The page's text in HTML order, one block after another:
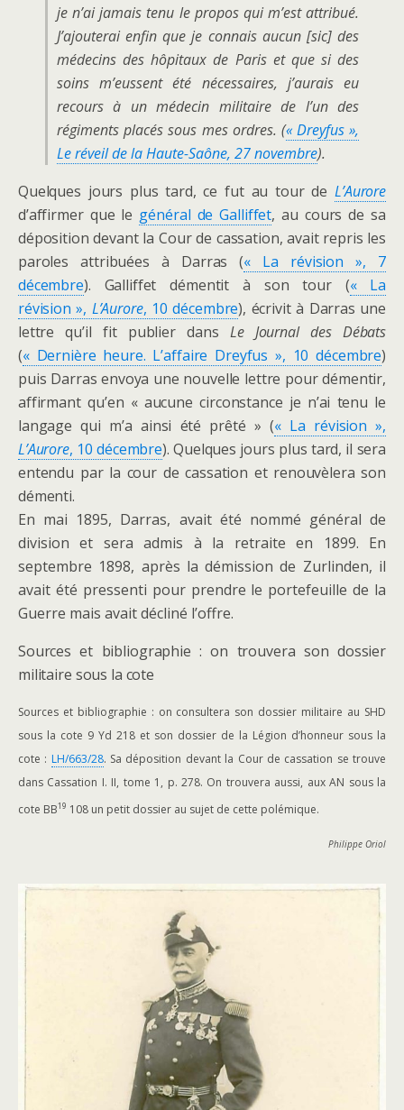
je n’ai jamais tenu le propos qui m’est attribué.
J’ajouterai enfin que je connais aucun [sic] des
médecins des hôpitaux de Paris et que si des
soins m’eussent été nécessaires, j’aurais eu
recours à un médecin militaire de l’un des
régiments placés sous mes ordres. (« Dreyfus »,
Le réveil de la Haute-Saône, 27 novembre).
Quelques jours plus tard, ce fut au tour deL’Aurore
d’affirmer que le général de Galliffet, au cours de sa
déposition devant la Cour de cassation, avait repris les
paroles attribuées à Darras (« La révision », 7
décembre). Galliffet démentit à son tour (« La
révision », L’Aurore, 10 décembre), écrivit à Darras une
lettre qu’il fit publier dans Le Journal des Débats
(« Dernière heure. L’affaire Dreyfus », 10 décembre)
puis Darras envoya une nouvelle lettre pour démentir,
affirmant qu’en « aucune circonstance je n’ai tenu le
langage qui m’a ainsi été prêté » (« La révision »,
L’Aurore, 10 décembre). Quelques jours plus tard, il sera
entendu par la cour de cassation et renouvèlera son
démenti.
En mai 1895, Darras, avait été nommé général de
division et sera admis à la retraite en 1899. En
septembre 1898, après la démission de Zurlinden, il
avait été pressenti pour prendre le portefeuille de la
Guerre mais avait décliné l’offre.
Sources et bibliographie : on trouvera son dossier
militaire sous la cote
Sources et bibliographie : on consultera son dossier militaire au SHD
sous la cote 9 Yd 218 et son dossier de la Légion d’honneur sous la
cote : LH/663/28. Sa déposition devant la Cour de cassation se trouve
dans Cassation I. II, tome 1, p. 278. On trouvera aussi, aux AN sous la
cote BB19 108 un petit dossier au sujet de cette polémique.
Philippe Oriol